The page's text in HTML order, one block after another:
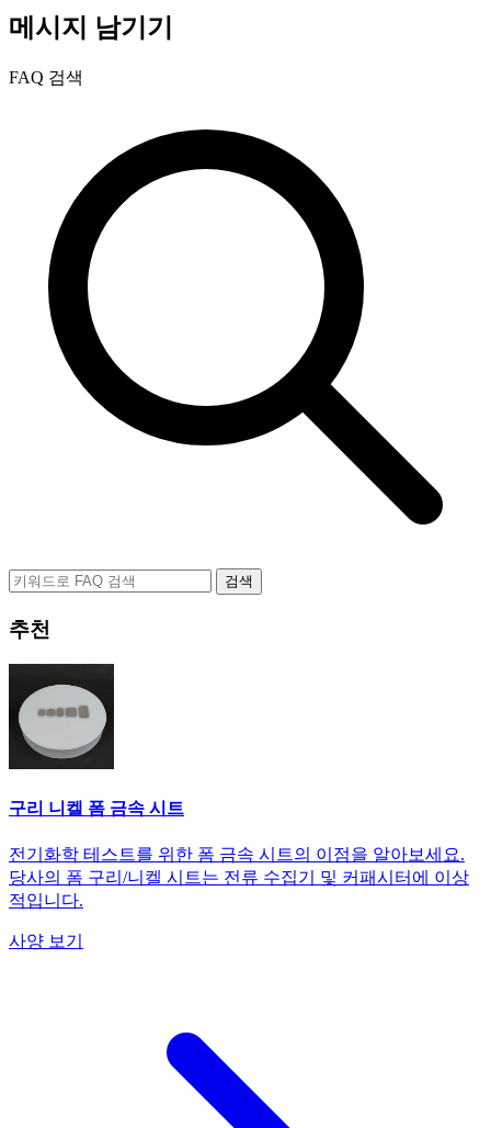
메시지 남기기
FAQ 검색
검색
추천
구리 니켈 폼 금속 시트
전기화학 테스트를 위한 폼 금속 시트의 이점을 알아보세요.
당사의 폼 구리/니켈 시트는 전류 수집기 및 커패시터에 이상
적입니다.
사양 보기